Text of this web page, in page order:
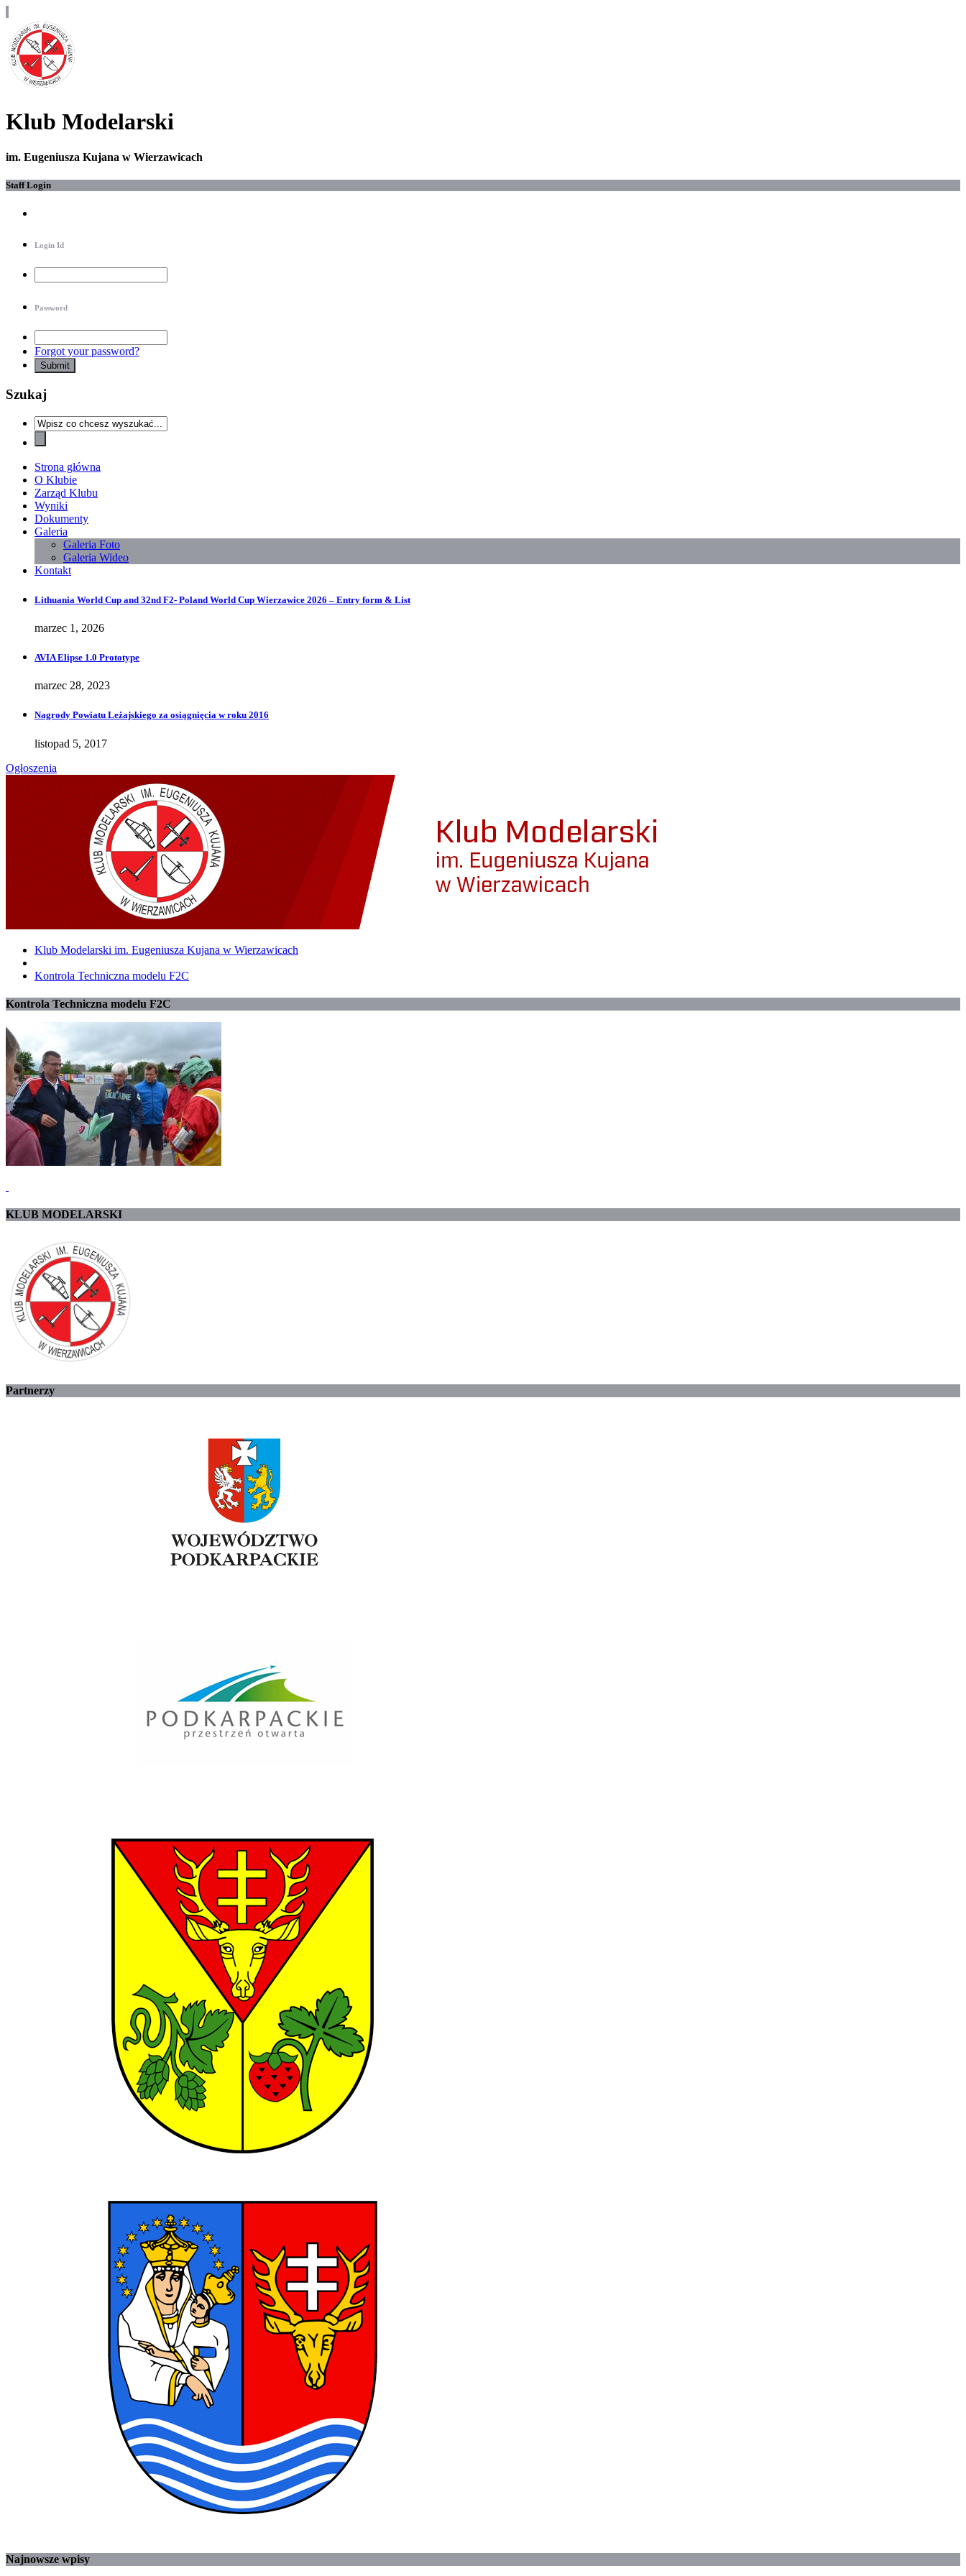
Klub Modelarski
im. Eugeniusza Kujana w Wierzawicach
Staff Login
Login Id
Password
Forgot your password?
Szukaj
Strona główna
O Klubie
Zarząd Klubu
Wyniki
Dokumenty
Galeria
Galeria Foto
Galeria Wideo
Kontakt
Lithuania World Cup and 32nd F2- Poland World Cup Wierzawice 2026 – Entry form & List
marzec 1, 2026
AVIA Elipse 1.0 Prototype
marzec 28, 2023
Nagrody Powiatu Leżajskiego za osiągnięcia w roku 2016
listopad 5, 2017
Ogłoszenia
Klub Modelarski im. Eugeniusza Kujana w Wierzawicach
Kontrola Techniczna modelu F2C
Kontrola Techniczna modelu F2C
KLUB MODELARSKI
Partnerzy
Najnowsze wpisy